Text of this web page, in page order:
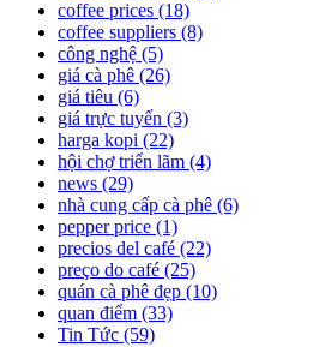
coffee prices (18)
coffee suppliers (8)
công nghệ (5)
giá cà phê (26)
giá tiêu (6)
giá trực tuyến (3)
harga kopi (22)
hội chợ triển lãm (4)
news (29)
nhà cung cấp cà phê (6)
pepper price (1)
precios del café (22)
preço do café (25)
quán cà phê đẹp (10)
quan điểm (33)
Tin Tức (59)